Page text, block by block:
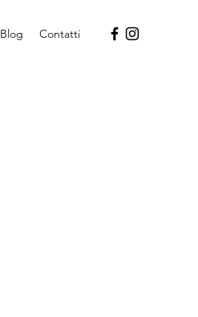
Blog Contatti